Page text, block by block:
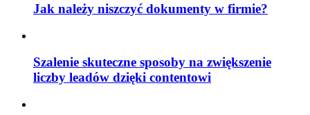
Jak należy niszczyć dokumenty w firmie?
Szalenie skuteczne sposoby na zwiększenie
liczby leadów dzięki contentowi